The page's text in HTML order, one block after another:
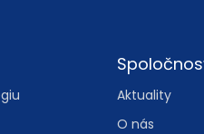
Spoločnosť